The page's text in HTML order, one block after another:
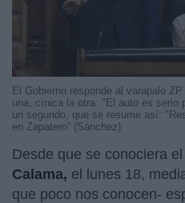
El Gobierno responde al varapalo
una, cínica la otra: "El auto es serio
un segundo, que se resume así:
en Zapatero” (Sánchez)
Desde que se conociera
Calama, el lunes 18,
que poco nos conocen-